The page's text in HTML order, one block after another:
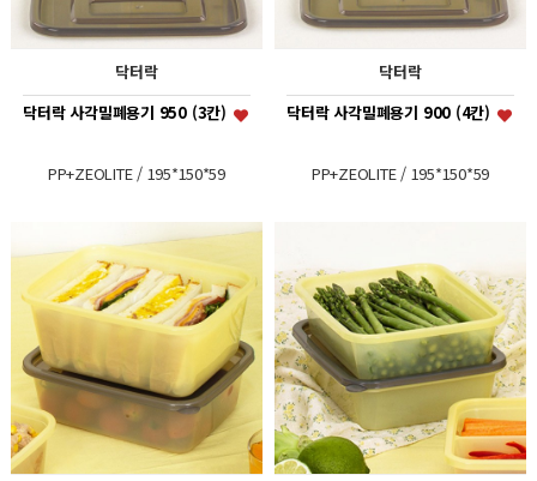
닥터락
닥터락 사각밀폐용기 950 (3칸)
PP+ZEOLITE / 195*150*59
닥터락
닥터락 사각밀폐용기 900 (4칸)
PP+ZEOLITE / 195*150*59